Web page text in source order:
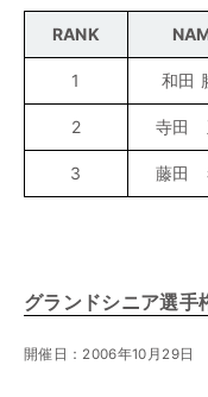
RANK
1 和田
2 寺田
3 藤田
グランドシニア選手
開催日：2006年10月29日